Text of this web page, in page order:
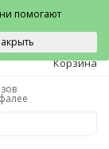
0
Корзина
помогают